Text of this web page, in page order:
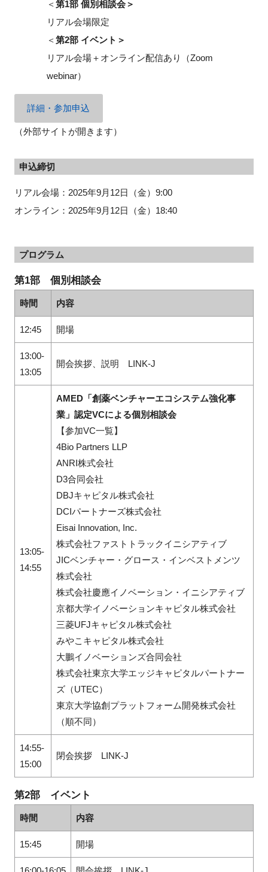
＜第1部 個別相談会＞
リアル会場限定
＜第2部 イベント＞
リアル会場＋オンライン配信あり（Zoom
webinar）
詳細・参加申込
（外部サイトが開きます）
申込締切
リアル会場：2025年9月12日（金）9:00
オンライン：2025年9月12日（金）18:40
プログラム
第1部 個別相談会
時間 内容
12:45 開場
13:00-
13:05
開会挨拶、説明 LINK-J
13:05-
14:55
AMED「創薬ベンチャーエコシステム強化事
業」認定VCによる個別相談会
【参加VC一覧】
4Bio Partners LLP
ANRI株式会社
D3合同会社
DBJキャピタル株式会社
DCIパートナーズ株式会社
Eisai Innovation, Inc.
株式会社ファストトラックイニシアティブ
JICベンチャー・グロース・インベストメンツ
株式会社
株式会社慶應イノベーション・イニシアティブ
京都大学イノベーションキャピタル株式会社
三菱UFJキャピタル株式会社
みやこキャピタル株式会社
大鵬イノベーションズ合同会社
株式会社東京大学エッジキャピタルパートナー
ズ（UTEC）
東京大学協創プラットフォーム開発株式会社
（順不同）
14:55-
15:00
閉会挨拶 LINK-J
第2部 イベント
時間 内容
15:45 開場